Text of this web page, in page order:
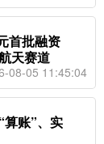
首批融资
天赛道
08-05 11:45:04
算账”、实